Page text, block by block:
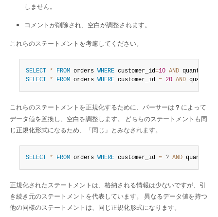
しません。
コメントが削除され、空白が調整されます。
これらのステートメントを考慮してください。
SELECT * FROM orders WHERE customer_id=10 AND quantity
SELECT
* FROM orders WHERE customer_id = 20 AND
これらのステートメントを正規化するために、パーサーは ? によって
データ値を置換し、空白を調整します。 どちらのステートメントも同
じ正規化形式になるため、
「同じ 」 とみなされます。
SELECT * FROM orders WHERE customer_id = ? AND quantity
正規化されたステートメントは、格納される情報は少ないですが、引
き続き元のステートメントを代表しています。 異なるデータ値を持つ
他の同様のステートメントは、同じ正規化形式になります。